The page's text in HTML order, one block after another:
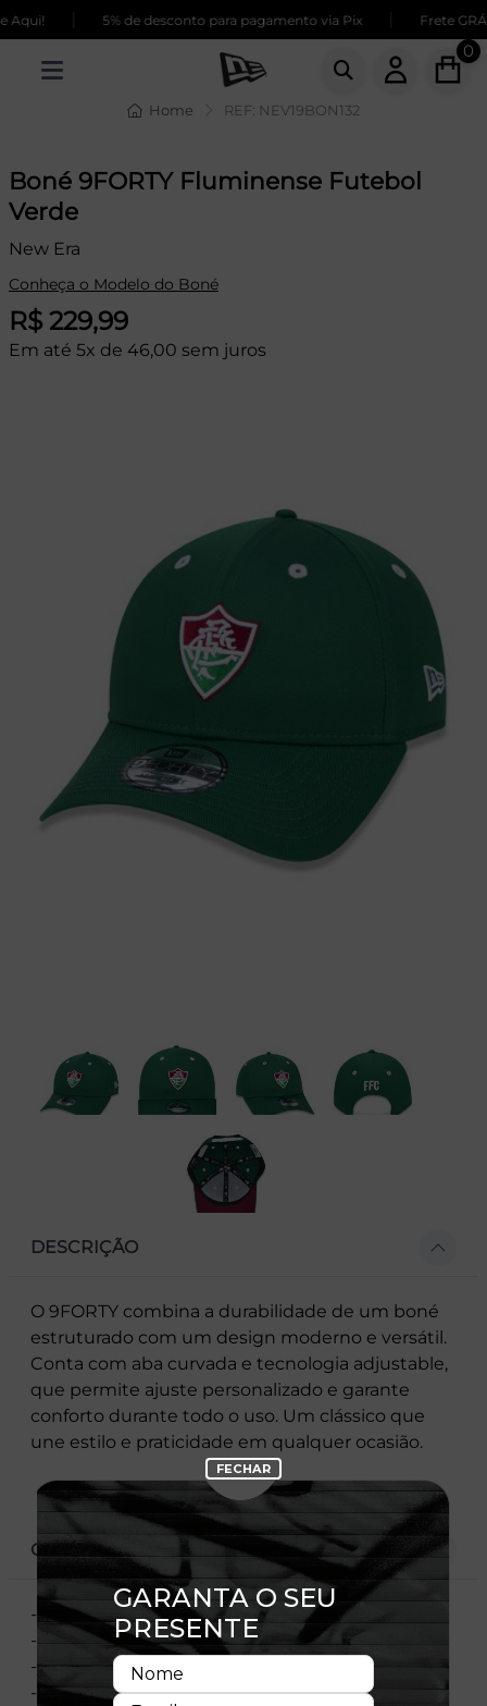
5% de desconto para pagamento via Pix Frete
0
Home REF: NEV19BON132
Boné 9FORTY Fluminense Futebol
Verde
New Era
Conheça o Modelo do Boné
R$ 229,99
Em até 5x de 46,00 sem juros
DESCRIÇÃO
O 9FORTY combina a durabilidade de um boné
estruturado com um design moderno e versátil.
Conta com aba curvada e tecnologia adjustable,
que permite ajuste personalizado e garante
conforto durante todo o uso. Um clássico que
une estilo e praticidade em qualquer ocasião.
CARACTERÍSTICAS
- Modelo Ajustável
- Aba curva
- Copa estruturada
- Flag bordada no lado esquerdo